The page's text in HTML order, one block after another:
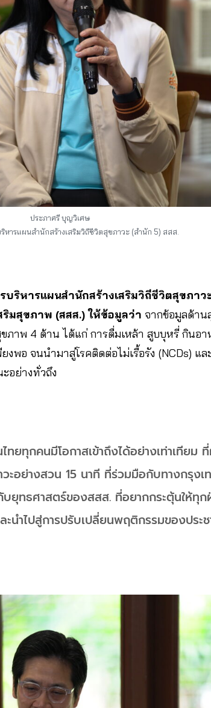
ประภาศรี บุญวิเศษ
หารแผนสำนักสร้างเสริมวิถีชีวิตสุขภาวะ (สำนัก 5) สสส.
ริหารแผนสำนักสร้างเสริมวิถีชีวิตสุขภาว
มสุขภาพ (สสส.) ให้ข้อมูลว่า จากข้อมูลด้าน
าพ 4 ด้าน ได้แก่ การดื่มเหล้า สูบบุหรี่ กินอา
พอ จนนำมาสู่โรคติดต่อไม่เรื้อรัง (NCDs) แ
อย่างทั่วถึง
ยทุกคนมีโอกาสเข้าถึงได้อย่างเท่าเทียม
ะอย่างสวน 15 นาที ที่ร่วมมือกับทางกรุงเ
ยุทธศาสตร์ของสสส. ที่อยากกระตุ้นให้ทุก
นำไปสู่การปรับเปลี่ยนพฤติกรรมของประช